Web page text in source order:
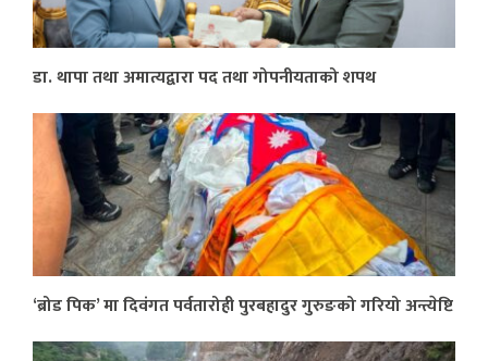
डा. थापा तथा अमात्यद्वारा पद तथा गोपनीयताको शपथ
‘ब्रोड पिक’ मा दिवंगत पर्वतारोही पुरबहादुर गुरुङको गरियो अन्त्येष्टि